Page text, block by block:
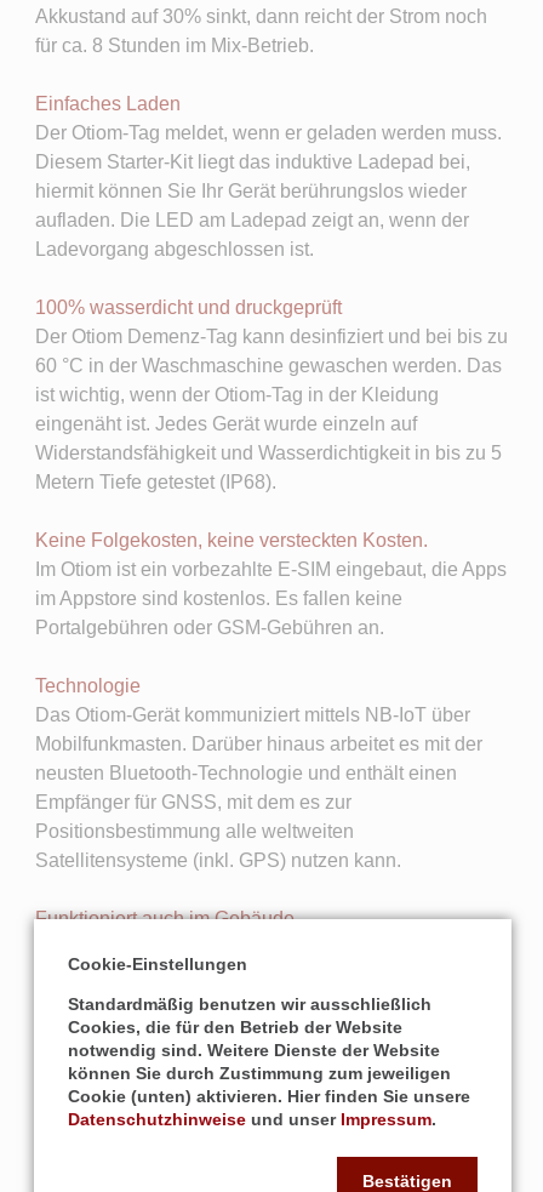
Akkustand auf 30% sinkt, dann reicht der Strom noch
für ca. 8 Stunden im Mix-Betrieb.
Einfaches Laden
Der Otiom-Tag meldet, wenn er geladen werden muss.
Diesem Starter-Kit liegt das induktive Ladepad bei,
hiermit können Sie Ihr Gerät berührungslos wieder
aufladen. Die LED am Ladepad zeigt an, wenn der
Ladevorgang abgeschlossen ist.
100% wasserdicht und druckgeprüft
Der Otiom Demenz-Tag kann desinfiziert und bei bis zu
60 °C in der Waschmaschine gewaschen werden. Das
ist wichtig, wenn der Otiom-Tag in der Kleidung
eingenäht ist. Jedes Gerät wurde einzeln auf
Widerstandsfähigkeit und Wasserdichtigkeit in bis zu 5
Metern Tiefe getestet (IP68).
Keine Folgekosten, keine versteckten Kosten.
Im Otiom ist ein vorbezahlte E-SIM eingebaut, die Apps
im Appstore sind kostenlos. Es fallen keine
Portalgebühren oder GSM-Gebühren an.
Technologie
Das Otiom-Gerät kommuniziert mittels NB-IoT über
Mobilfunkmasten. Darüber hinaus arbeitet es mit der
neusten Bluetooth-Technologie und enthält einen
Empfänger für GNSS, mit dem es zur
Positionsbestimmung alle weltweiten
Satellitensysteme (inkl. GPS) nutzen kann.
Funktioniert auch im Gebäude
Markt, das auch im Gebäude funktioniert. Das ist
besonders nützlich, wenn die orientierungslose Person
in den Keller oder in die Garage geht, sich im
Pflegeheim versteckt oder in einem Einkaufszentrum
verloren geht. Sollte keine GPS-Verbindung vorhanden
sein, zeigt die Otiom App die Entfernung zum Otiom-
von Gebäuden finden. Zudem ist eine genaue Indoor-
Cookie-Einstellungen
Standardmäßig benutzen wir ausschließlich
Cookies, die für den Betrieb der Website
notwendig sind. Weitere Dienste der Website
können Sie durch Zustimmung zum jeweiligen
Cookie (unten) aktivieren. Hier finden Sie unsere
Datenschutzhinweise und unser Impressum.
Bestätigen